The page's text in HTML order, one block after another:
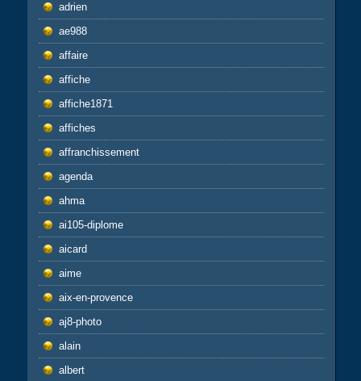
adrien
ae988
affaire
affiche
affiche1871
affiches
affranchissement
agenda
ahma
ai105-diplome
aicard
aime
aix-en-provence
aj8-photo
alain
albert